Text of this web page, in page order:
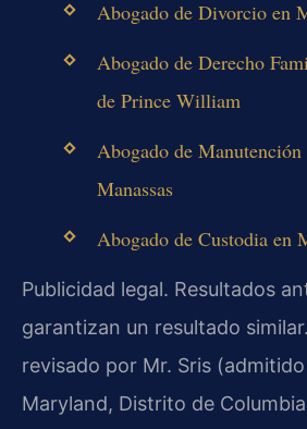
Abogado de Divorcio en
Abogado de Derecho
de Prince William
Abogado de
Manassas
Abogado de Custodia en
Publicidad legal. Resultados
garantizan un resultado
revisado por Mr. Sris
Maryland, Distrito de